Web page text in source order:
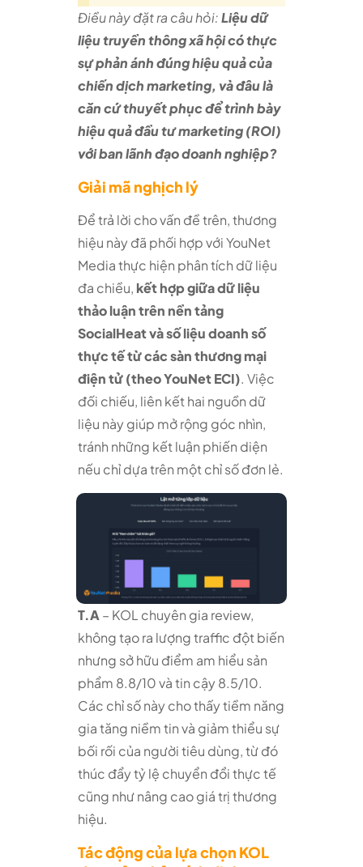
Điều này đặt ra câu hỏi:Liệu dữ
liệu truyền thông xã hội có thực
sự phản ánh đúng hiệu quả của
chiến dịch marketing, và đâu là
căn cứ thuyết phục để trình bày
hiệu quả đầu tư marketing (ROI)
với ban lãnh đạo doanh nghiệp?
Giải mã nghịch lý
Để trả lời cho vấn đề trên, thương
hiệu này đã phối hợp với YouNet
Media thực hiện phân tích dữ liệu
đa chiều, kết hợp giữa dữ liệu
thảo luận trên nền tảng
SocialHeat và số liệu doanh số
thực tế từ các sàn thương mại
điện tử (theo YouNet ECI). Việc
đối chiếu, liên kết hai nguồn dữ
liệu này giúp mở rộng góc nhìn,
tránh những kết luận phiến diện
nếu chỉ dựa trên một chỉ số đơn lẻ.
T.A – KOL chuyên gia review,
không tạo ra lượng traffic đột biến
nhưng sở hữu điểm am hiểu sản
phẩm 8.8/10 và tin cậy 8.5/10.
Các chỉ số này cho thấy tiềm năng
gia tăng niềm tin và giảm thiểu sự
bối rối của người tiêu dùng, từ đó
thúc đẩy tỷ lệ chuyển đổi thực tế
cũng như nâng cao giá trị thương
hiệu.
Tác động của lựa chọn KOL